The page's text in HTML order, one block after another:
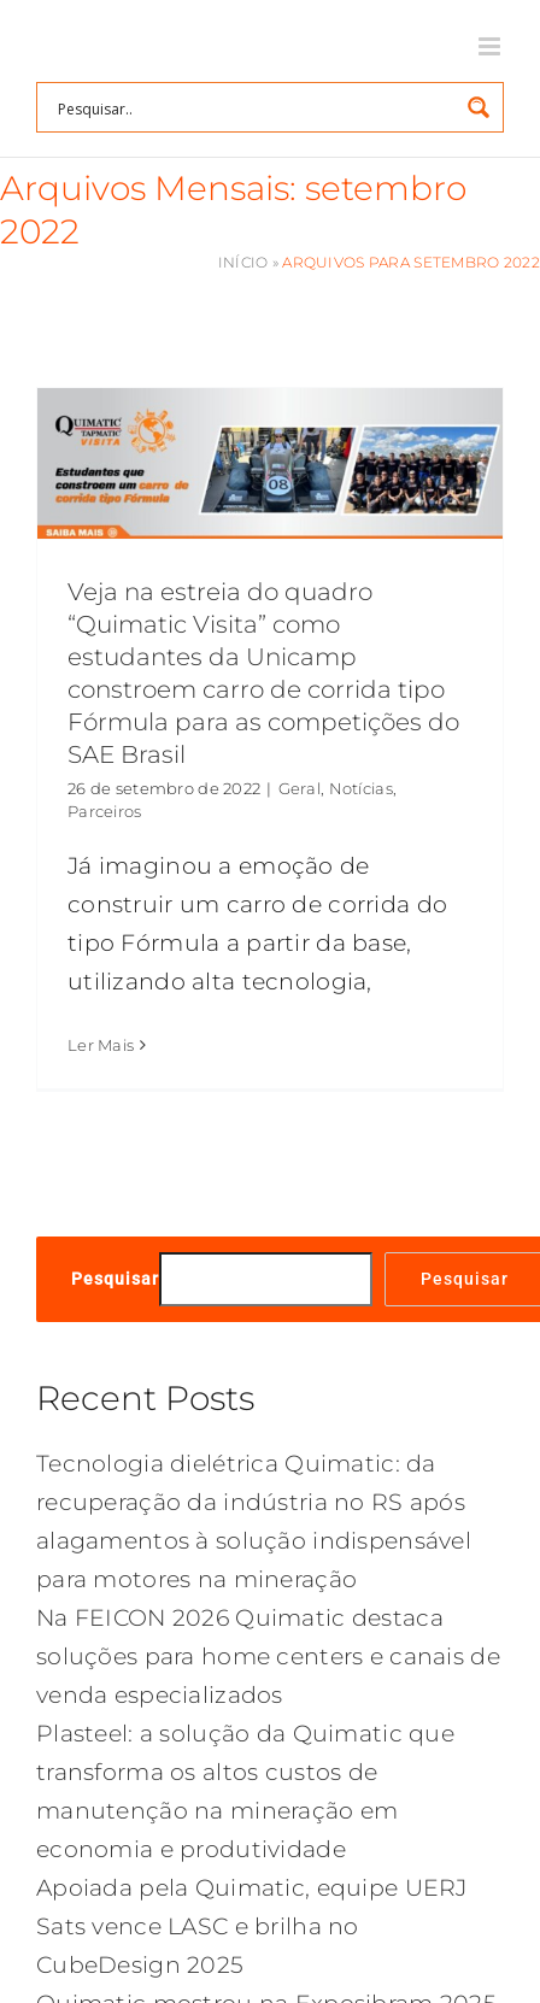
conteúdo
Arquivos Mensais: setembro
2022
INÍCIO »ARQUIVOS PARA SETEMBRO 2022
Veja na estreia do quadro
“Quimatic Visita” como
estudantes da Unicamp
constroem carro de corrida tipo
Fórmula para as competições do
SAE Brasil
26 de setembro de 2022 | Geral, Notícias,
Parceiros
Já imaginou a emoção de
construir um carro de corrida do
tipo Fórmula a partir da base,
utilizando alta tecnologia,
Ler Mais
Pesquisar Pesquisar
Recent Posts
Tecnologia dielétrica Quimatic: da
recuperação da indústria no RS após
alagamentos à solução indispensável
para motores na mineração
Na FEICON 2026 Quimatic destaca
soluções para home centers e canais de
venda especializados
Plasteel: a solução da Quimatic que
transforma os altos custos de
manutenção na mineração em
economia e produtividade
Apoiada pela Quimatic, equipe UERJ
Sats vence LASC e brilha no
CubeDesign 2025